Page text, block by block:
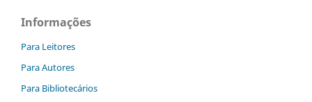
Informações
Para Leitores
Para Autores
Para Bibliotecários